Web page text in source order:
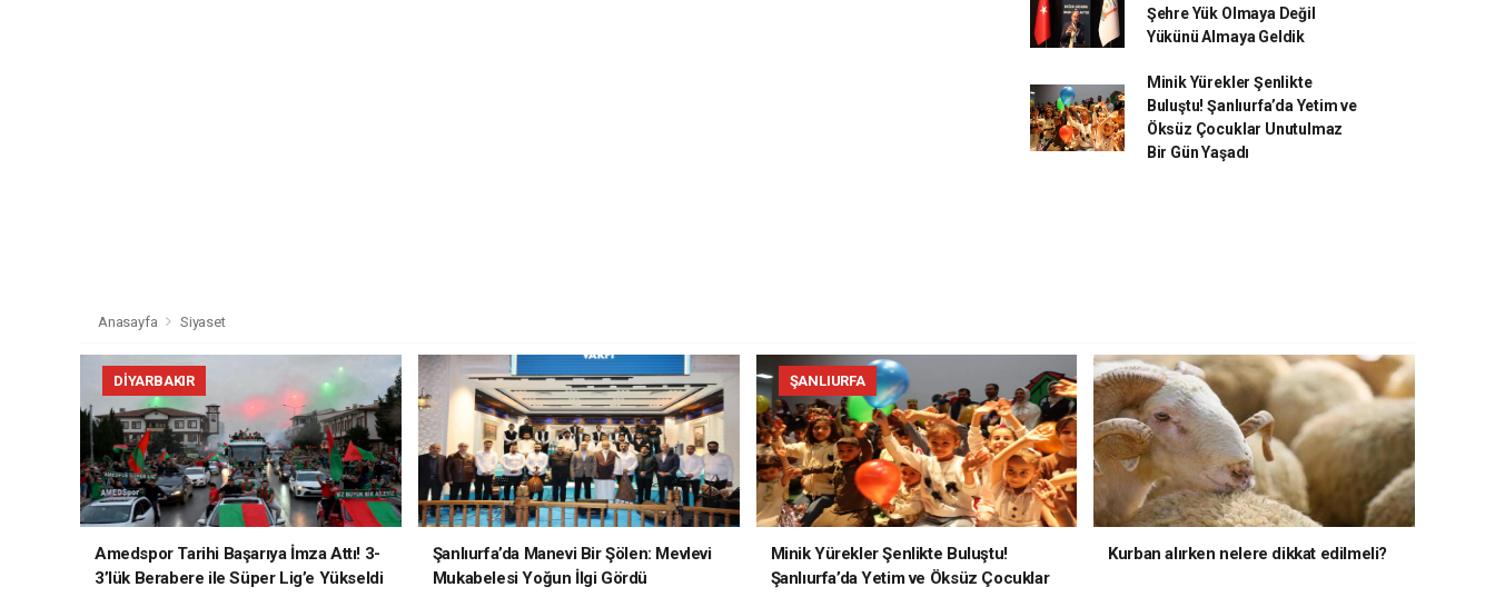
Şehre Yük Olmaya Değil
Yükünü Almaya Geldik
Minik Yürekler Şenlikte
Buluştu! Şanlıurfa’da Yetim ve
Öksüz Çocuklar Unutulmaz
Bir Gün Yaşadı
Anasayfa Siyaset
DIYARBAKIR
Amedspor Tarihi Başarıya İmza Attı! 3-
3’lük Berabere ile Süper Lig’e Yükseldi
Şanlıurfa’da Manevi Bir Şölen: Mevlevi
Mukabelesi Yoğun İlgi Gördü
ŞANLIURFA
Minik Yürekler Şenlikte Buluştu!
Şanlıurfa’da Yetim ve Öksüz Çocuklar
Kurban alırken nelere dikkat edilmeli?